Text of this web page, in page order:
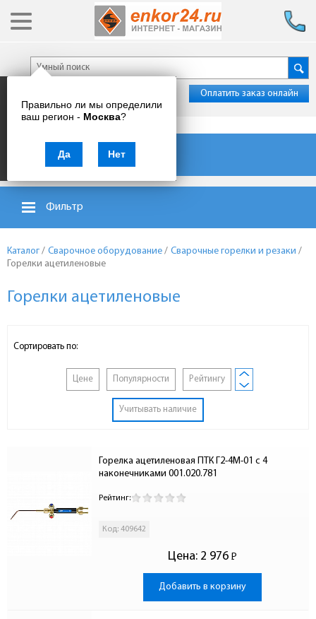
Правильно ли мы определили
ваш регион - Москва?
Да Нет
Оплатить заказ онлайн
Каталог товаров
Фильтр
Каталог / Сварочное оборудование / Сварочные горелки и резаки /
Горелки ацетиленовые
Горелки ацетиленовые
Сортировать по:
Цене Популярности Рейтингу
Учитывать наличие
Горелка ацетиленовая ПТК Г2-4М-01 с 4
наконечниками 001.020.781
Рейтинг:
Код: 409642
Цена: 2 976 Р
-
Добавить в корзину